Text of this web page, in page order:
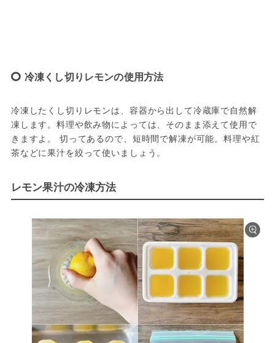
冷凍くし切りレモンの使用方法
冷凍したくし切りレモンは、容器から出して冷蔵庫で自然解
凍します。料理や飲み物によっては、そのまま添えて使用で
きますよ。 切ってあるので、短時間で解凍が可能。料理や紅
茶などに果汁を絞って使いましょう。
レモン果汁の冷凍方法